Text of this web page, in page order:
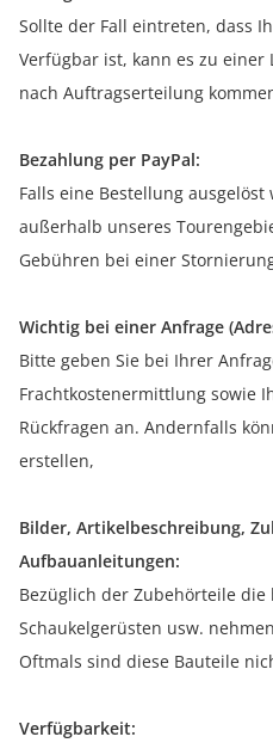
Sollte der Fall eintreten, dass
Verfügbar ist, kann es zu einer
nach Auftragserteilung
Bezahlung per PayPal:
Falls eine Bestellung
außerhalb unseres
Gebühren bei einer
Wichtig bei einer Anfrage
Bitte geben Sie bei Ihrer
Frachtkostenermittlung sowie
Rückfragen an. Andernfalls
erstellen,
Bilder, Artikelbeschreibung,
Aufbauanleitungen:
Bezüglich der Zubehörteile
Schaukelgerüsten usw.
Oftmals sind diese Bauteile
Verfügbarkeit: